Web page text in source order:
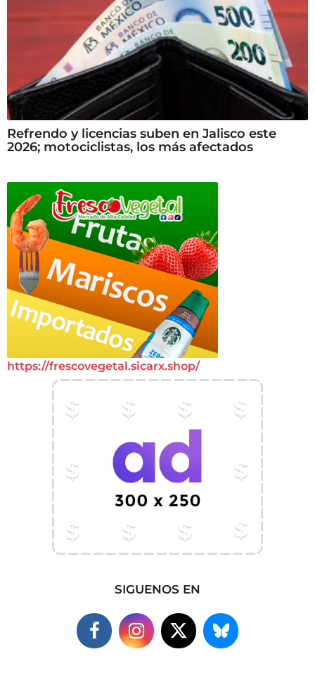
Refrendo y licencias suben en Jalisco este
2026; motociclistas, los más afectados
https://frescovegetal.sicarx.shop/
SIGUENOS EN